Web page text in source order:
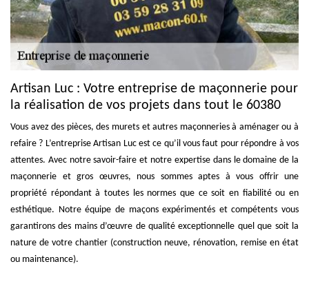
Artisan Luc : Votre entreprise de maçonnerie pour
la réalisation de vos projets dans tout le 60380
Vous avez des pièces, des murets et autres maçonneries à aménager ou à
refaire ? L’entreprise Artisan Luc est ce qu’il vous faut pour répondre à vos
attentes. Avec notre savoir-faire et notre expertise dans le domaine de la
maçonnerie et gros œuvres, nous sommes aptes à vous offrir une
propriété répondant à toutes les normes que ce soit en fiabilité ou en
esthétique. Notre équipe de maçons expérimentés et compétents vous
garantirons des mains d’œuvre de qualité exceptionnelle quel que soit la
nature de votre chantier (construction neuve, rénovation, remise en état
ou maintenance).